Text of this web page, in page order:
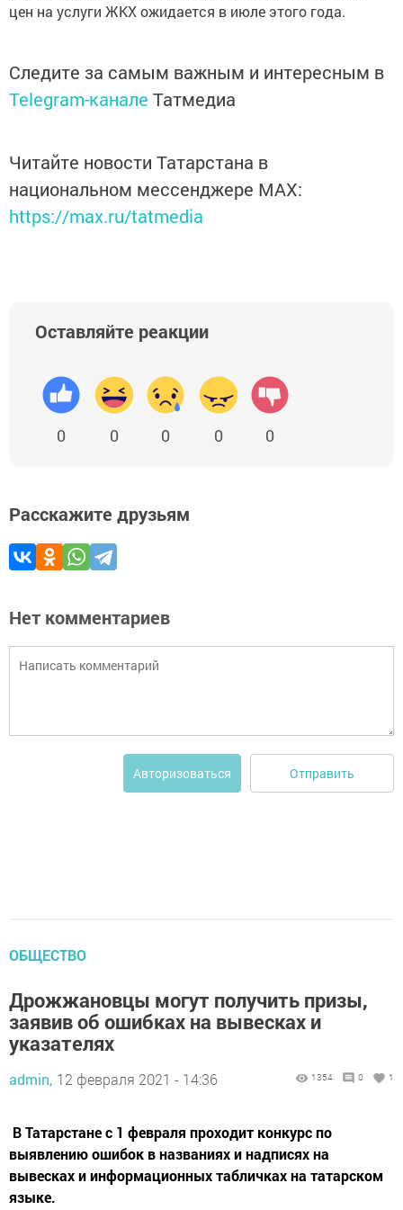
цен на услуги ЖКХ ожидается в июле этого года.
Следите за самым важным и интересным в
Telegram-канале Татмедиа
Читайте новости Татарстана в
национальном мессенджере MАХ:
https://max.ru/tatmedia
Оставляйте реакции
0 0 0 0 0
Расскажите друзьям
Нет комментариев
Авторизоваться Отправить
ОБЩЕСТВО
Дрожжановцы могут получить призы,
заявив об ошибках на вывесках и
указателях
admin, 12 февраля 2021 - 14:36 1354 0 1
В Татарстане с 1 февраля проходит конкурс по
выявлению ошибок в названиях и надписях на
вывесках и информационных табличках на татарском
языке.